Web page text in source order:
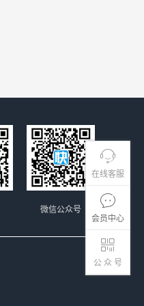
在线客服
会员中心
公 众 号
微信公众号